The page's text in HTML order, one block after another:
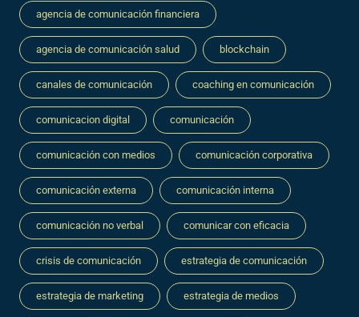
agencia de comunicación financiera
agencia de comunicación salud blockchain
canales de comunicación coaching en comunicación
comunicacion digital comunicación
comunicación con medios comunicación corporativa
comunicación externa comunicación interna
comunicación no verbal comunicar con eficacia
crisis de comunicación estrategia de comunicación
estrategia de marketing estrategia de medios